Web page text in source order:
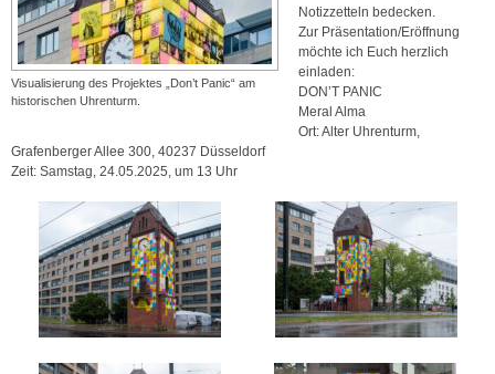
Visualisierung des Projektes „Don’t Panic“ am
historischen Uhrenturm.
Notizzetteln bedecken.
Zur Präsentation/Eröffnung
möchte ich Euch herzlich
einladen:
DON’T PANIC
Meral Alma
Ort: Alter Uhrenturm,
Grafenberger Allee 300, 40237 Düsseldorf
Zeit: Samstag, 24.05.2025, um 13 Uhr